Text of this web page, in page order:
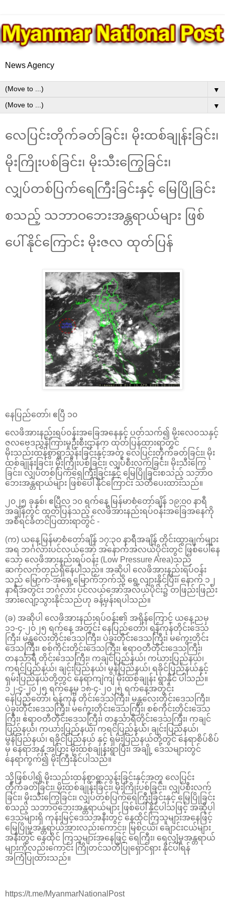
News Agency
▼
▼
လေပြင်းတိုက်ခတ်ခြင်း၊ မိုးထစ်ချုန်းခြင်း၊
မိုးကြိုးပစ်ခြင်း၊ မိုးသီးကြွေခြင်း၊
လျှပ်တစ်ပြက်ရေကြီးခြင်းနှင့် မြေပြိုခြင်း
စသည့် သဘာဝဘေးအန္တရာယ်များ ဖြစ်
ပေါ်နိုင်ကြောင်း မိုးဇလ ထုတ်ပြန်
နေပြည်တော်၊ ဧပြီ ၁၀
လေဖိအားနည်းရပ်ဝန်းအခြေအနေနှင့် ပတ်သက်၍ မိုးလေဝသနှင့်
ဇလဗေဒညွှန်ကြားမှုဦးစီးဌာနက ထုတ်ပြန်ထားရာတွင်
မိုးသည်းထန်စွာရွာသွန်းခြင်းနှင့်အတူ လေပြင်းတိုက်ခတ်ခြင်း၊ မိုး
ထစ်ချုန်းခြင်း၊ မိုးကြိုးပစ်ခြင်း၊ လျှပ်စီးလက်ခြင်း၊ မိုးသီးကြွေ
ခြင်း၊ လျှပ်တစ်ပြက်ရေကြီးခြင်းနှင့် မြေပြိုခြင်းစသည့် သဘာဝ
ဘေးအန္တရာယ်များ ဖြစ်ပေါ်နိုင်ကြောင်း သတိပေးထားသည်။
၂၀၂၅ ခုနှစ်၊ ဧပြီလ ၁၀ ရက်နေ့ မြန်မာစံတော်ချိန် ၁၉:၀၀ နာရီ
အချိန်တွင် ထုတ်ပြန်သည့် လေဖိအားနည်းရပ်ဝန်းအခြေအနေကို
အစီရင်ခံတင်ပြထားရာတွင် -
(က) ယနေ့မြန်မာစံတော်ချိန် ၁၇:၃၀ နာရီအချိန် တိုင်းထွာချက်များ
အရ ဘင်္ဂလားပင်လယ်အော် အနောက်အလယ်ပိုင်းတွင် ဖြစ်ပေါ်နေ
သော လေဖိအားနည်းရပ်ဝန်း (Low Pressure Area)သည်
ဆက်လက်တည်ရှိနေပါသည်။ အဆိုပါ လေဖိအားနည်းရပ်ဝန်း
သည် မြောက်-အရှေ့မြောက်ဘက်သို့ ရွေ့လျားနိုင်ပြီး၊ နောက် ၁၂
နာရီအတွင်း ဘင်္ဂလား ပင်လယ်အော်အလယ်ပိုင်း၌ တဖြည်းဖြည်း
အားလျော့သွားနိုင်သည်ဟု ခန့်မှန်းရပါသည်။
(ခ) အဆိုပါ လေဖိအားနည်းရပ်ဝန်း၏ အရှိန်ကြောင့် ယနေ့ညမှ
၁၁-၄-၂၀၂၅ ရက်နေ့ အတွင်း နေပြည်တော်၊ ရန်ကုန်တိုင်းဒေသ
ကြီး၊ မန္တလေးတိုင်းဒေသကြီး၊ ပဲခူးတိုင်းဒေသကြီး၊ မကွေးတိုင်း
ဒေသကြီး၊ စစ်ကိုင်းတိုင်းဒေသကြီး၊ ဧရာဝတီတိုင်းဒေသကြီး၊
တနင်္သာရီ တိုင်းဒေသကြီး၊ ကချင်ပြည်နယ်၊ ကယားပြည်နယ်၊
ကရင်ပြည်နယ်၊ ချင်းပြည်နယ်၊ မွန်ပြည်နယ်၊ ရခိုင်ပြည်နယ်နှင့်
ရှမ်းပြည်နယ်တို့တွင် နေရာကျဲကျဲ မိုးထစ်ချုန်း ရွာနိုင် ပါသည်။
၁၂-၄-၂၀၂၅ ရက်နေ့မှ ၁၈-၄-၂၀၂၅ ရက်နေ့အတွင်း
နေပြည်တော်၊ ရန်ကုန် တိုင်းဒေသကြီး၊ မန္တလေးတိုင်းဒေသကြီး၊
ပဲခူးတိုင်းဒေသကြီး၊ မကွေးတိုင်းဒေသကြီး၊ စစ်ကိုင်းတိုင်းဒေသ
ကြီး၊ ဧရာဝတီတိုင်းဒေသကြီး၊ တနင်္သာရီတိုင်းဒေသကြီး၊ ကချင်
ပြည်နယ်၊ ကယားပြည်နယ်၊ ကရင်ပြည်နယ်၊ ချင်းပြည်နယ်၊
မွန်ပြည်နယ်၊ ရခိုင်ပြည်နယ် နှင့် ရှမ်းပြည်နယ်တို့တွင် နေရာစိပ်စိပ်
မှ နေရာအနှံ့အပြား မိုးထစ်ချုန်းရွာပြီး၊ အချို့ ဒေသများတွင်
နေရာကွက်၍ မိုးကြီးနိုင်ပါသည်။
သို့ဖြစ်ပါ၍ မိုးသည်းထန်စွာရွာသွန်းခြင်းနှင့်အတူ လေပြင်း
တိုက်ခတ်ခြင်း၊ မိုးထစ်ချုန်းခြင်း၊ မိုးကြိုးပစ်ခြင်း၊ လျှပ်စီးလက်
ခြင်း၊ မိုးသီးကြွေခြင်း၊ လျှပ်တစ်ပြက်ရေကြီးခြင်းနှင့် မြေပြိုခြင်း
စသည့် သဘာဝဘေးအန္တရာယ်များ ဖြစ်ပေါ်နိုင်ပါသဖြင့် အဆိုပါ
ဒေသများရှိ ကုန်းမြင့်ဒေသအနီးတွင် နေထိုင်ကြသူများအနေဖြင့်
မြေပြိုမှုအန္တရာယ်အားလည်းကောင်း၊ မြစ်ငယ်၊ ချောင်းငယ်များ
အနီးတွင် နေထိုင် ကြသူများအနေဖြင့် ရေကြီး၊ ရေလျှံမှုအန္တရာယ်
များကိုလည်းကောင်း ကြိုတင်သတိပြုရှောင်ရှား နိုင်ပါရန်
အကြံပြုထားသည်။
https://t.me/MyanmarNationalPost